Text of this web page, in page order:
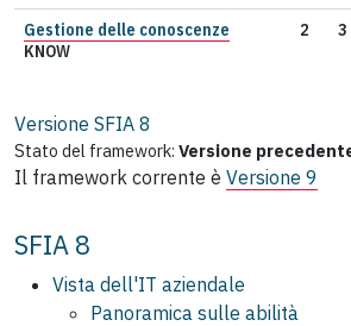
Gestione delle conoscenze
KNOW
2 3
Versione SFIA 8
Stato del framework: Versione
Il framework corrente è Versione 9
SFIA 8
Vista dell'IT aziendale
Panoramica sulle abilità